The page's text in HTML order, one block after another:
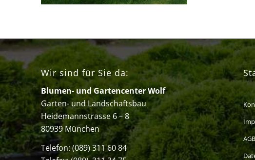
Wir sind für Sie da:
Blumen- und Gartencenter Wolf
Garten- und Landschaftsbau
Heidemannstrasse 6 – 8
80939 München
Telefon:(089) 311 60 84
AGB